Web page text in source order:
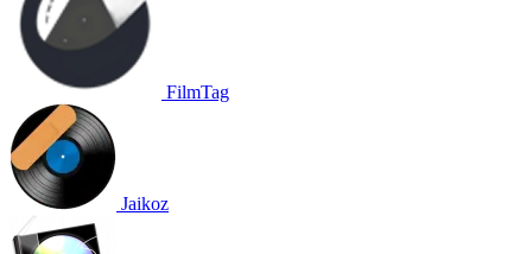
FilmTag
Jaikoz